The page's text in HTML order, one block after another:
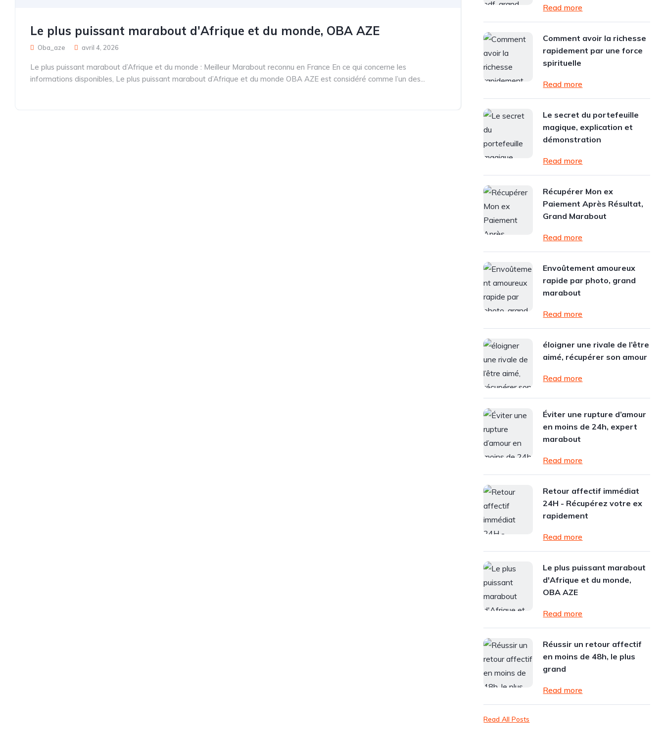
Le plus puissant marabout d'Afrique et du monde, OBA AZE
Oba_aze avril 4, 2026
Le plus puissant marabout d’Afrique et du monde : Meilleur Marabout reconnu en France En ce qui concerne les
informations disponibles, Le plus puissant marabout d’Afrique et du monde OBA AZE est considéré comme l’un des...
Read more
Comment avoir la richesse
rapidement par une force
spirituelle
Read more
Le secret du portefeuille
magique, explication et
démonstration
Read more
Récupérer Mon ex
Paiement Après Résultat,
Grand Marabout
Read more
Envoûtement amoureux
rapide par photo, grand
marabout
Read more
éloigner une rivale de l’être
aimé, récupérer son amour
Read more
Éviter une rupture d’amour
en moins de 24h, expert
marabout
Read more
Retour affectif immédiat
24H - Récupérez votre ex
rapidement
Read more
Le plus puissant marabout
d'Afrique et du monde,
OBA AZE
Read more
Réussir un retour affectif
en moins de 48h, le plus
grand
Read more
Read All Posts